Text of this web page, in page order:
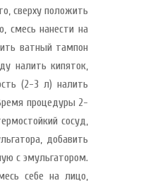
сверху положить
смесь нанести на
ватный тампон
налить кипяток,
(2-3 л) налить
процедуры 2-
сосуд,
добавить
с эмульгатором.
себе на лицо,